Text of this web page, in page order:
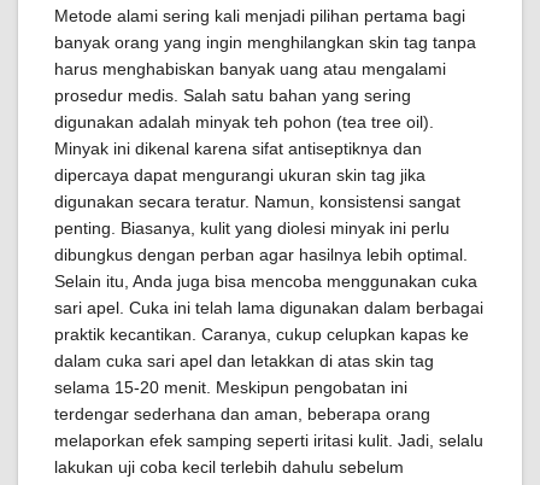
Metode alami sering kali menjadi pilihan pertama bagi
banyak orang yang ingin menghilangkan skin tag tanpa
harus menghabiskan banyak uang atau mengalami
prosedur medis. Salah satu bahan yang sering
digunakan adalah minyak teh pohon (tea tree oil).
Minyak ini dikenal karena sifat antiseptiknya dan
dipercaya dapat mengurangi ukuran skin tag jika
digunakan secara teratur. Namun, konsistensi sangat
penting. Biasanya, kulit yang diolesi minyak ini perlu
dibungkus dengan perban agar hasilnya lebih optimal.
Selain itu, Anda juga bisa mencoba menggunakan cuka
sari apel. Cuka ini telah lama digunakan dalam berbagai
praktik kecantikan. Caranya, cukup celupkan kapas ke
dalam cuka sari apel dan letakkan di atas skin tag
selama 15-20 menit. Meskipun pengobatan ini
terdengar sederhana dan aman, beberapa orang
melaporkan efek samping seperti iritasi kulit. Jadi, selalu
lakukan uji coba kecil terlebih dahulu sebelum